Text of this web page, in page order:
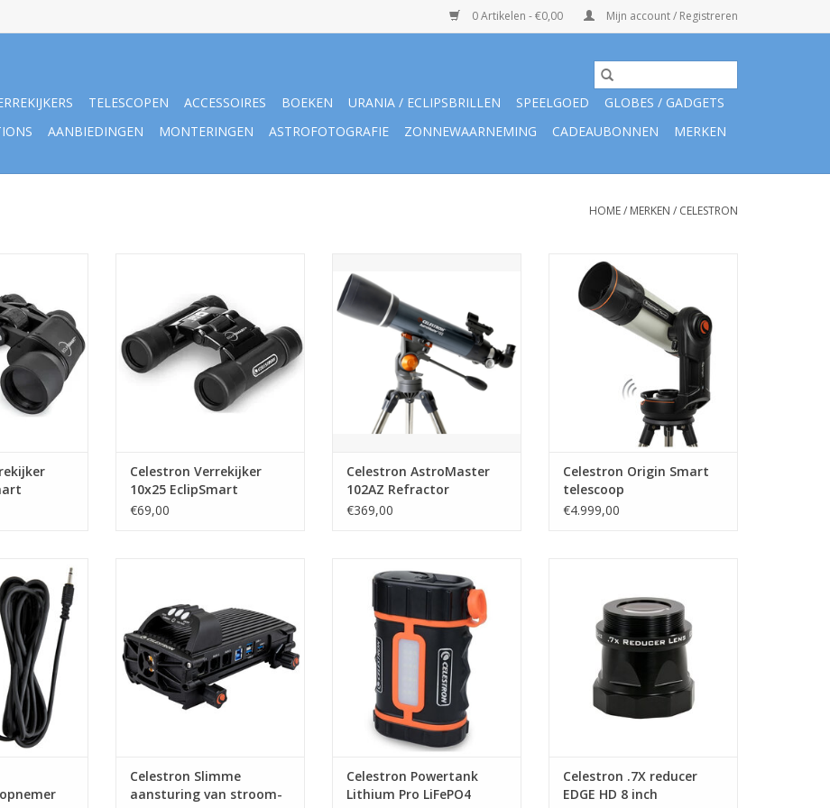
0 Artikelen - €0,00 Mijn account / Registreren
TELESCOPEN ACCESSOIRES BOEKEN URANIA / ECLIPSBRILLEN SPEELGOED
GLOBES / GADGETS
AANBIEDINGEN MONTERINGEN ASTROFOTOGRAFIE ZONNEWAARNEMING CADEAUBONNEN MERKEN
HOME/ MERKEN / CELESTRON
TOEVOEGEN AAN WINKELWAGEN
Celestron Verrekijker
10x25 EclipSmart
€69,00
TOEVOEGEN AAN WINKELWAGEN
Celestron AstroMaster
102AZ Refractor
€369,00
Celestron Origin Smart telescoop
TOEVOEGEN AAN WINKELWAGEN
Celestron Origin Smart
telescoop
€4.999,00
met
beslaan.
TOEVOEGEN AAN WINKELWAGEN
Celestron Slimme
aansturing van stroom-
LiFePO4 159Wh
TOEVOEGEN AAN WINKELWAGEN
Celestron Powertank
Lithium Pro LiFePO4
TOEVOEGEN AAN WINKELWAGEN
Celestron .7X reducer
EDGE HD 8 inch